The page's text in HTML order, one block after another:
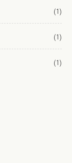
(1)
(1)
(1)